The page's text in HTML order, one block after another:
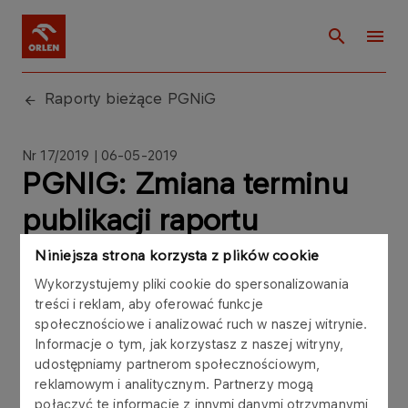
Niniejsza strona korzysta z plików cookie
Wykorzystujemy pliki cookie do spersonalizowania
treści i reklam, aby oferować funkcje
społecznościowe i analizować ruch w naszej witrynie.
Informacje o tym, jak korzystasz z naszej witryny,
udostępniamy partnerom społecznościowym,
reklamowym i analitycznym. Partnerzy mogą
połączyć te informacje z innymi danymi otrzymanymi
Raporty bieżące PGNiG
Nr 17/2019 | 06-05-2019
PGNIG: Zmiana terminu
publikacji raportu
okresowego za I kwartał
2019 roku
Zarząd Polskiego Górnictwa Naftowego i